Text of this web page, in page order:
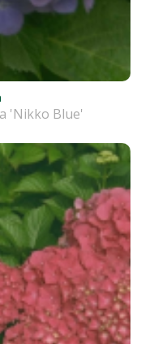
'Nikko Blue'